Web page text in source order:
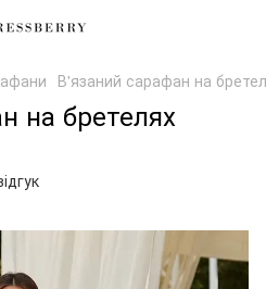
В'язаний сарафан на
на бретелях